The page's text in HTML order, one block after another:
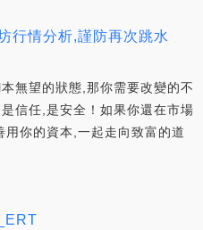
行情分析,謹防再次跳水
無望的狀態,那你需要改變的不
信任,是安全！如果你還在市場
用你的資本,一起走向致富的道